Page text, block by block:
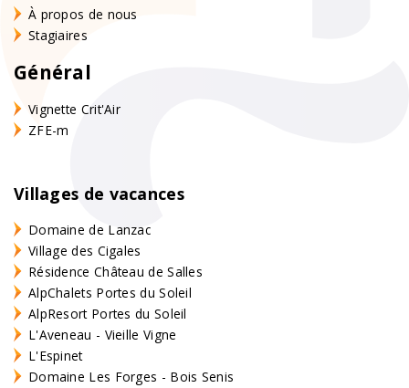
À propos de nous
Stagiaires
Général
Vignette Crit'Air
ZFE-m
Villages de vacances
Domaine de Lanzac
Village des Cigales
Résidence Château de Salles
AlpChalets Portes du Soleil
AlpResort Portes du Soleil
L'Aveneau - Vieille Vigne
L'Espinet
Domaine Les Forges - Bois Senis